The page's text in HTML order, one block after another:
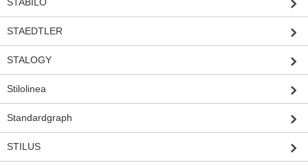
STAEDTLER
STALOGY
Stilolinea
Standardgraph
STILUS